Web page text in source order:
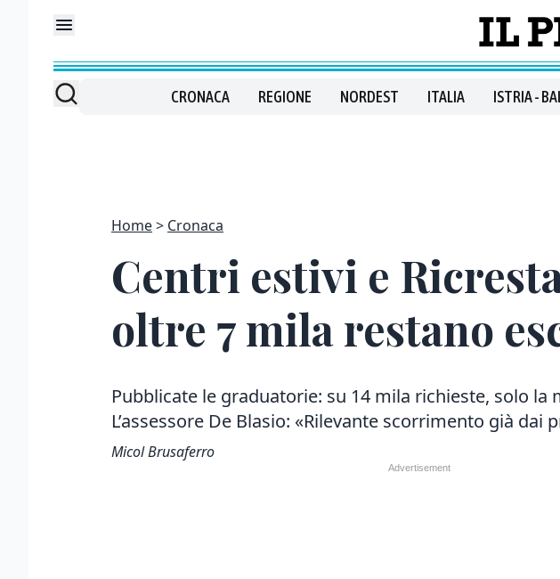
CRONACA REGIONE NORDEST ITALIA ISTRIA -
Home Cronaca
Centri estivi e
oltre 7 mila restano
Pubblicate le graduatorie: su 14 mila richieste, solo la
L’assessore De Blasio: «Rilevante scorrimento già dai
Micol Brusaferro